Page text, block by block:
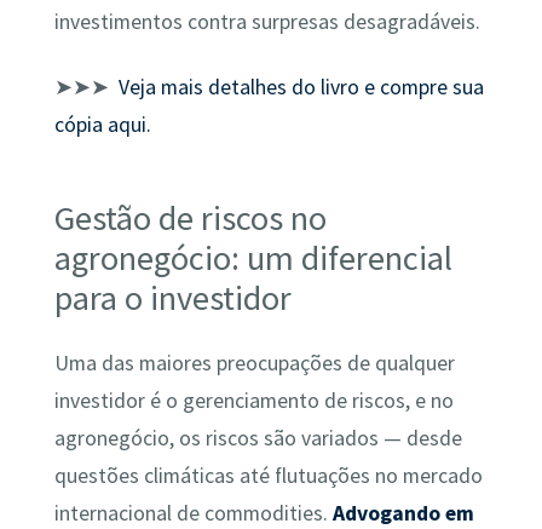
investimentos contra surpresas desagradáveis.
➤➤➤ Veja mais detalhes do livro e compre sua
cópia aqui.
Gestão de riscos no
agronegócio: um diferencial
para o investidor
Uma das maiores preocupações de qualquer
investidor é o gerenciamento de riscos, e no
agronegócio, os riscos são variados — desde
questões climáticas até flutuações no mercado
internacional de commodities. Advogando em